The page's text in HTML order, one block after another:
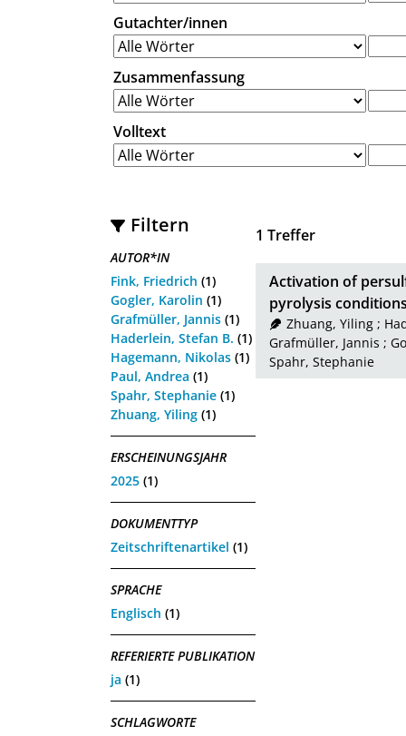
Gutachter/innen
Zusammenfassung
Volltext
Filtern
AUTOR*IN
Fink, Friedrich (1)
Gogler, Karolin (1)
Grafmüller, Jannis (1)
Haderlein, Stefan B. (1)
Hagemann, Nikolas (1)
Paul, Andrea (1)
Spahr, Stephanie (1)
Zhuang, Yiling (1)
ERSCHEINUNGSJAHR
2025 (1)
DOKUMENTTYP
Zeitschriftenartikel (1)
SPRACHE
Englisch (1)
REFERIERTE PUBLIKATION
ja (1)
SCHLAGWORTE
1 Treffer
Activation of
pyrolysis
Zhuang, Yiling;
Grafmüller, Jannis ;
Spahr, Stephanie